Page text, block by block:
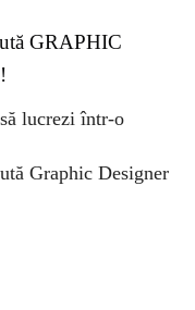
GRAPHIC
lucrezi într-o
Graphic Designer